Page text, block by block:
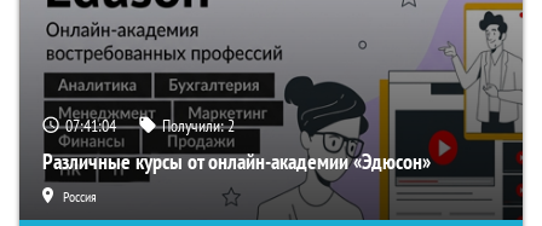
07:41:03 Получили:2
Различные курсы от онлайн-академии «Эдюсон»
Россия